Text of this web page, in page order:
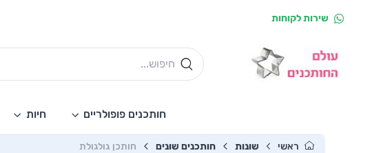
שירות לקוחות
חותכנים פופולריים חיות
ראשי שונות חותכנים שונים חותכן גולגולת